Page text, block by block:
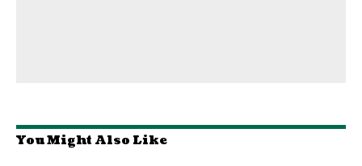
You Might Also Like